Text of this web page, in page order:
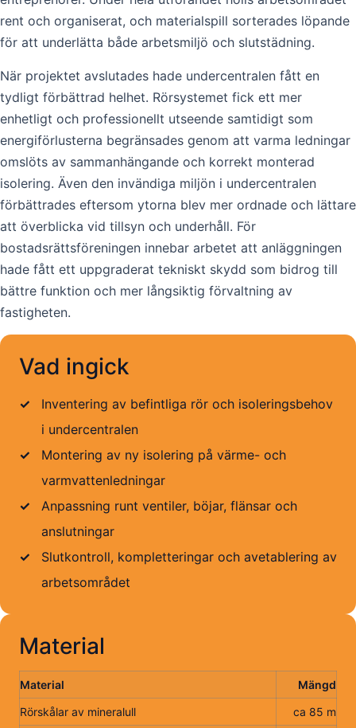
rent och organiserat, och materialspill sorterades löpande
för att underlätta både arbetsmiljö och slutstädning.
När projektet avslutades hade undercentralen fått en
tydligt förbättrad helhet. Rörsystemet fick ett mer
enhetligt och professionellt utseende samtidigt som
energiförlusterna begränsades genom att varma ledningar
omslöts av sammanhängande och korrekt monterad
isolering. Även den invändiga miljön i undercentralen
förbättrades eftersom ytorna blev mer ordnade och lättare
att överblicka vid tillsyn och underhåll. För
bostadsrättsföreningen innebar arbetet att anläggningen
hade fått ett uppgraderat tekniskt skydd som bidrog till
bättre funktion och mer långsiktig förvaltning av
fastigheten.
Vad ingick
✓
Inventering av befintliga rör och isoleringsbehov
i undercentralen
✓
Montering av ny isolering på värme- och
varmvattenledningar
✓
Anpassning runt ventiler, böjar, flänsar och
anslutningar
✓
Slutkontroll, kompletteringar och avetablering av
arbetsområdet
Material
Material
Mängd
Rörskålar av mineralull
ca 85 m